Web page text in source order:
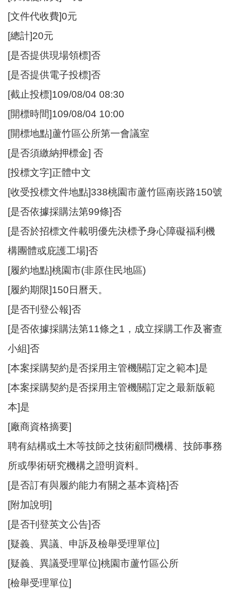
[文件代收費]0元
[總計]20元
[是否提供現場領標]否
[是否提供電子投標]否
[截止投標]109/08/04 08:30
[開標時間]109/08/04 10:00
[開標地點]蘆竹區公所第一會議室
[是否須繳納押標金] 否
[投標文字]正體中文
[收受投標文件地點]338桃園市蘆竹區南崁路150號
[是否依據採購法第99條]否
[是否於招標文件載明優先決標予身心障礙福利機
構團體或庇護工場]否
[履約地點]桃園市(非原住民地區)
[履約期限]150日曆天。
[是否刊登公報]否
[是否依據採購法第11條之1，成立採購工作及審查
小組]否
[本案採購契約是否採用主管機關訂定之範本]是
[本案採購契約是否採用主管機關訂定之最新版範
本]是
[廠商資格摘要]
聘有結構或土木等技師之技術顧問機構、技師事務
所或學術研究機構之證明資料。
[是否訂有與履約能力有關之基本資格]否
[附加說明]
[是否刊登英文公告]否
[疑義、異議、申訴及檢舉受理單位]
[疑義、異議受理單位]桃園市蘆竹區公所
[檢舉受理單位]